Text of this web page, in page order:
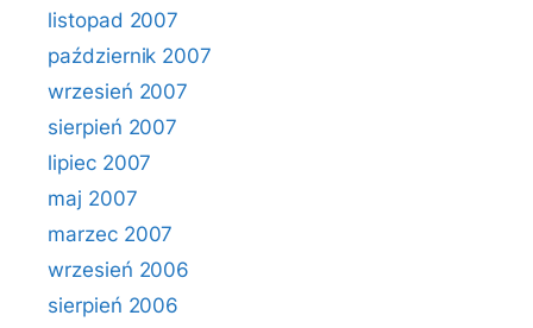
listopad 2007
październik 2007
wrzesień 2007
sierpień 2007
lipiec 2007
maj 2007
marzec 2007
wrzesień 2006
sierpień 2006